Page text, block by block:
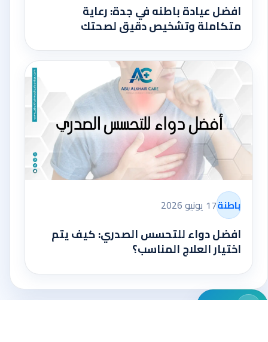
افضل عيادة باطنه في جدة: رعاية
متكاملة وتشخيص دقيق لصحتك
باطنة17 يونيو 2026
افضل دواء للتحسس الصدري: كيف يتم
اختيار العلاج المناسب؟
واتساب